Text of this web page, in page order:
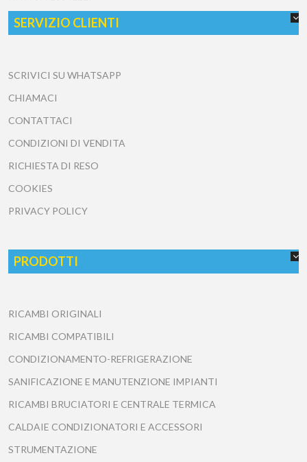
SERVIZIO CLIENTI
SCRIVICI SU WHATSAPP
CHIAMACI
CONTATTACI
CONDIZIONI DI VENDITA
RICHIESTA DI RESO
COOKIES
PRIVACY POLICY
PRODOTTI
RICAMBI ORIGINALI
RICAMBI COMPATIBILI
CONDIZIONAMENTO-REFRIGERAZIONE
SANIFICAZIONE E MANUTENZIONE IMPIANTI
RICAMBI BRUCIATORI E CENTRALE TERMICA
CALDAIE CONDIZIONATORI E ACCESSORI
STRUMENTAZIONE